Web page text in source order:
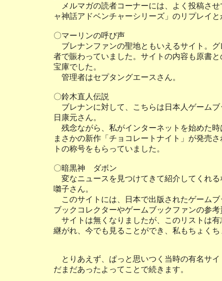
メルマガの読者コーナーには、よく投稿さ
ャ神話アドベンチャーシリーズ」のリプレイと
〇マーリンの呼び声
ブレナンファンの聖地ともいえるサイト。
者で賑わっていました。サイトの内容も原書
宝庫でした。
管理者はセプタングエースさん。
〇鈴木直人伝説
ブレナンに対して、こちらは日本人ゲーム
日康元さん。
残念ながら、私がインターネットを始めた
まさかの新作「チョコレートナイト」が発売
トの称号をもらっていました。
〇暗黒神 ダボン
変なニュースを見つけてきて紹介してくれ
囃子さん。
このサイトには、日本で出版されたゲーム
ブックコレクターやゲームブックファンの参
サイトは無くなりましたが、このリストは
継がれ、今でも見ることができ、私もちょく
とりあえず、ぱっと思いつく当時の有名サ
だまだあったよってことで続きます。